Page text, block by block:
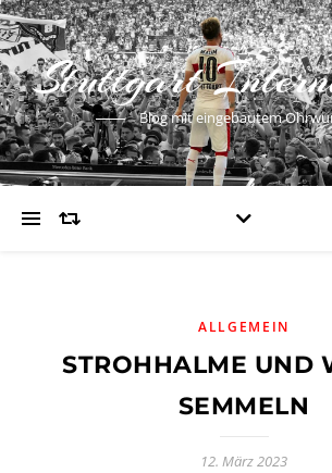
Stuttgart
Blog mit eingebautem
ALLGEMEIN
STROHHALME UND
SEMMELN
12. März 2023